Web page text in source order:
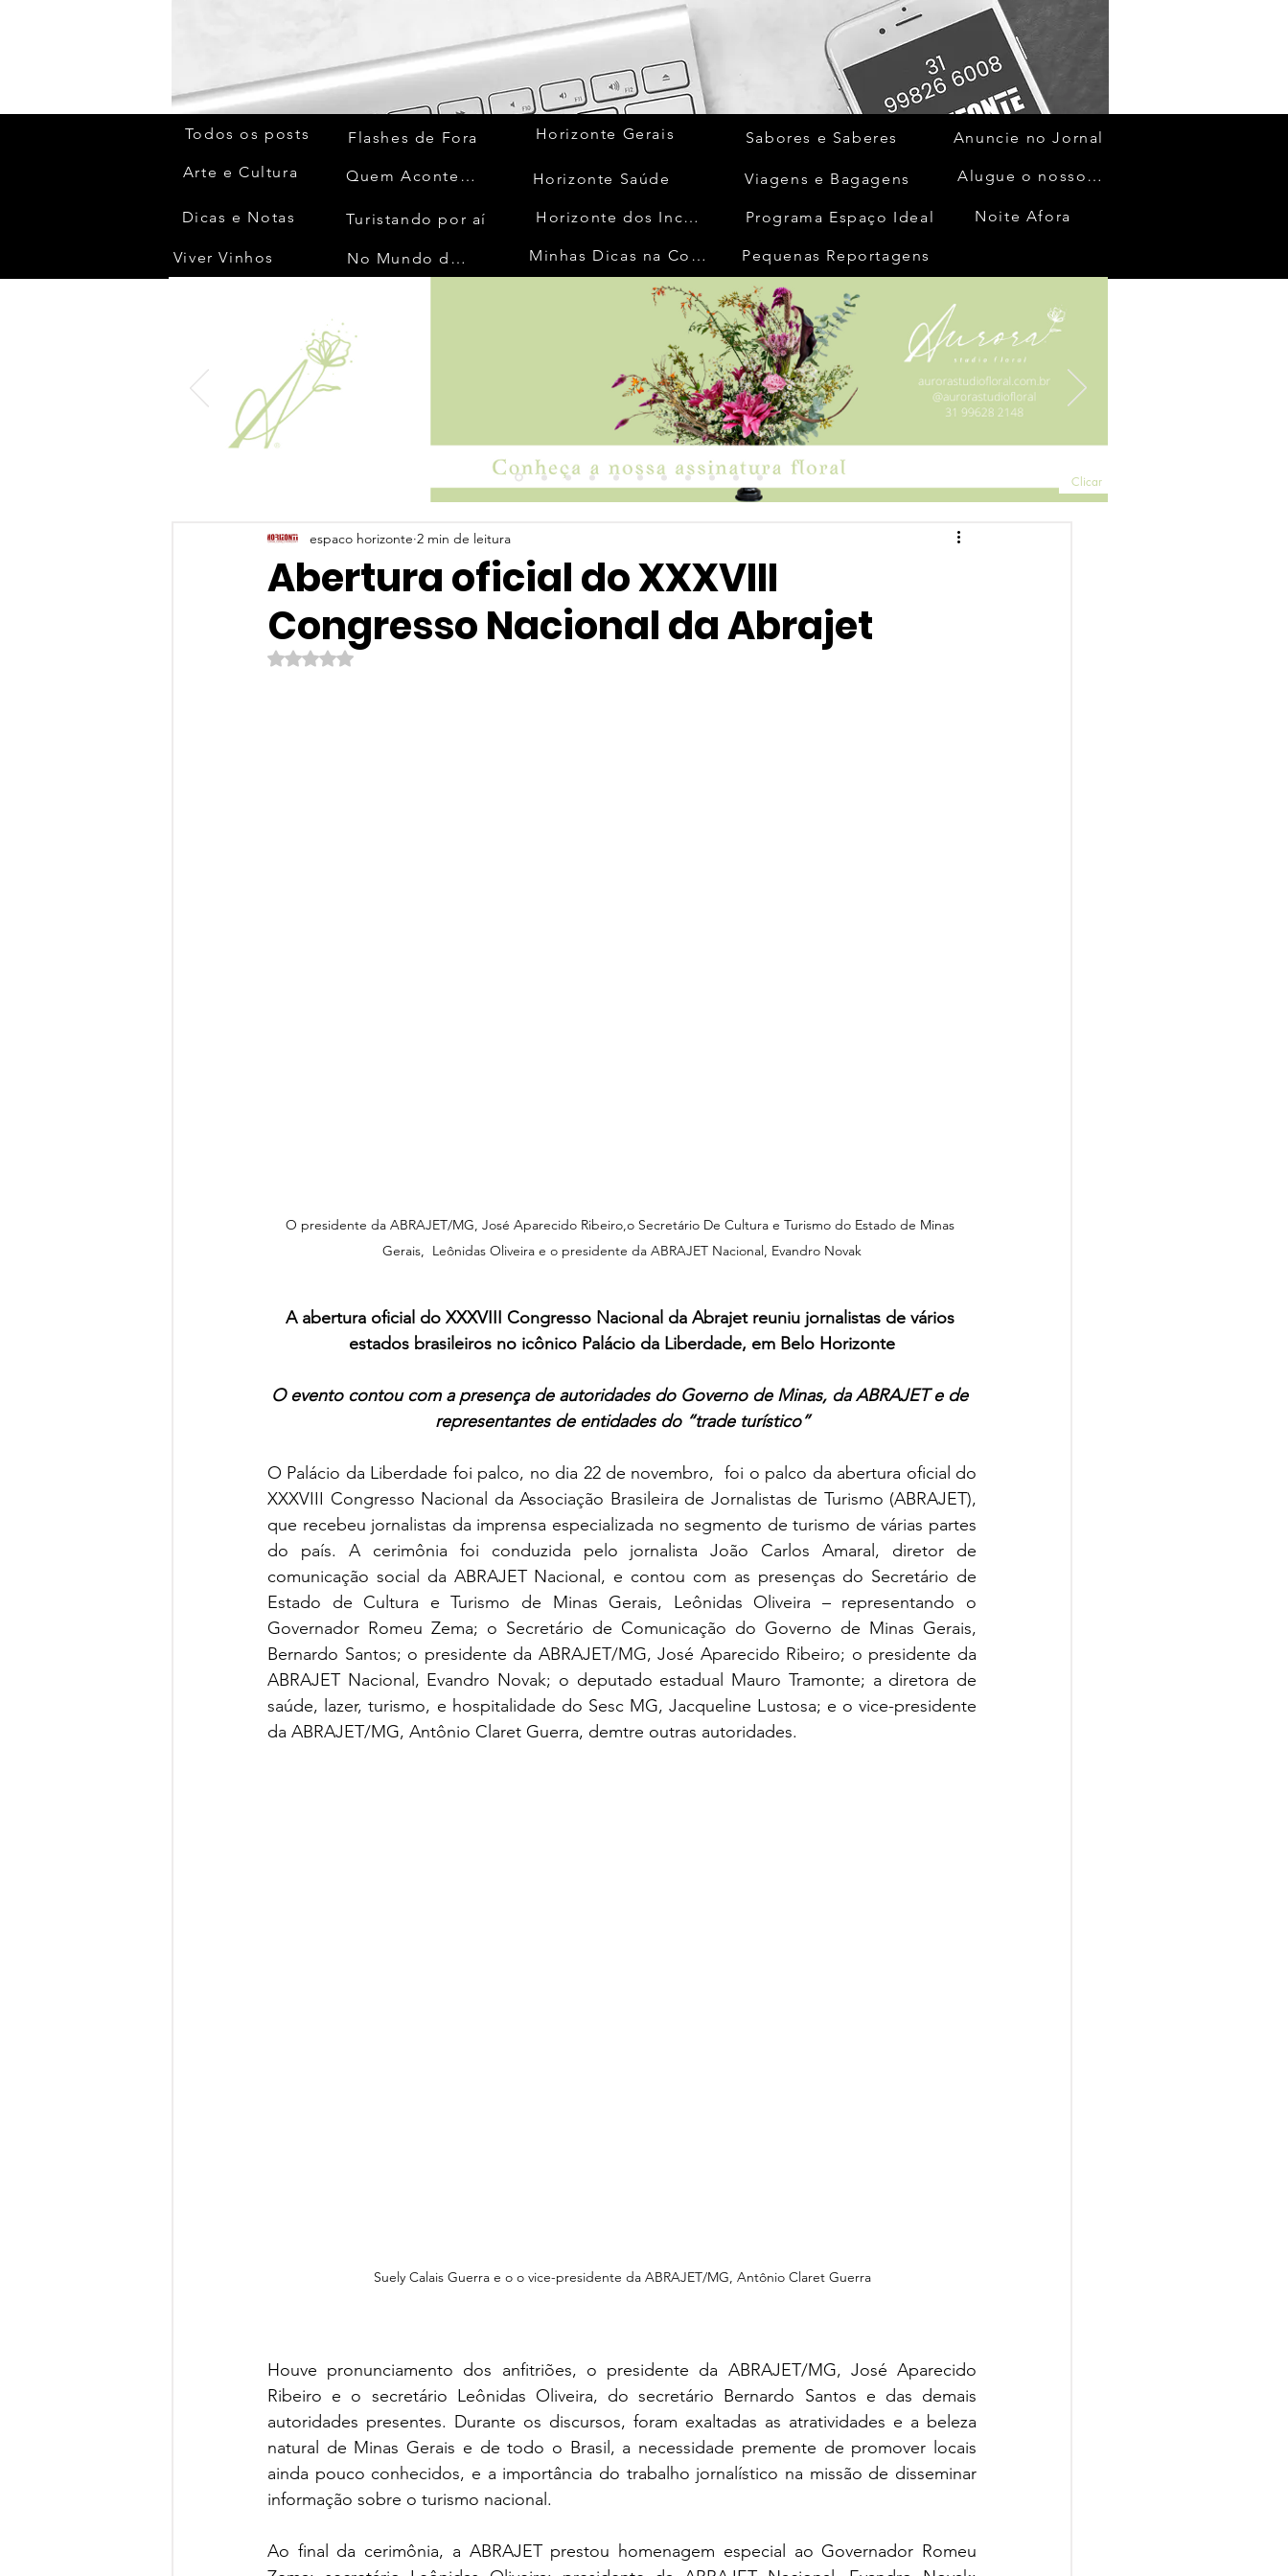
Todos os posts
Arte e Cultura
Dicas e Notas
Viver Vinhos
Flashes de Fora
Quem Acontece
Turistando por aí
No Mundo da Moda
Horizonte Gerais
Horizonte Saúde
Horizonte dos Inconfidentes
Minhas Dicas na Cozinha
Sabores e Saberes
Viagens e Bagagens
Programa Espaço Ideal
Anuncie no Jornal
Alugue o nosso espaço
Noite Afora
Pequenas Reportagens
Clicar
Abertura oficial do XXXVIII
Congresso Nacional da Abrajet
espaco horizonte 2 min de leitura
Avaliado com NaN de 5 estrelas.
O presidente da ABRAJET/MG, José Aparecido Ribeiro,o Secretário De Cultura e Turismo do Estado de Minas
Gerais,  Leônidas Oliveira e o presidente da ABRAJET Nacional, Evandro Novak
A abertura oficial do XXXVIII Congresso Nacional da Abrajet reuniu jornalistas de vários
estados brasileiros no icônico Palácio da Liberdade, em Belo Horizonte
O evento contou com a presença de autoridades do Governo de Minas, da ABRAJET e de
representantes de entidades do “trade turístico”
O Palácio da Liberdade foi palco, no dia 22 de novembro,  foi o palco da abertura oficial do
XXXVIII Congresso Nacional da Associação Brasileira de Jornalistas de Turismo (ABRAJET),
que recebeu jornalistas da imprensa especializada no segmento de turismo de várias partes
do país. A cerimônia foi conduzida pelo jornalista João Carlos Amaral, diretor de
comunicação social da ABRAJET Nacional, e contou com as presenças do Secretário de
Estado de Cultura e Turismo de Minas Gerais, Leônidas Oliveira – representando o
Governador Romeu Zema; o Secretário de Comunicação do Governo de Minas Gerais,
Bernardo Santos; o presidente da ABRAJET/MG, José Aparecido Ribeiro; o presidente da
ABRAJET Nacional, Evandro Novak; o deputado estadual Mauro Tramonte; a diretora de
saúde, lazer, turismo, e hospitalidade do Sesc MG, Jacqueline Lustosa; e o vice-presidente
da ABRAJET/MG, Antônio Claret Guerra, demtre outras autoridades.
Suely Calais Guerra e o o vice-presidente da ABRAJET/MG, Antônio Claret Guerra
Houve pronunciamento dos anfitriões, o presidente da ABRAJET/MG, José Aparecido
Ribeiro e o secretário Leônidas Oliveira, do secretário Bernardo Santos e das demais
autoridades presentes. Durante os discursos, foram exaltadas as atratividades e a beleza
natural de Minas Gerais e de todo o Brasil, a necessidade premente de promover locais
ainda pouco conhecidos, e a importância do trabalho jornalístico na missão de disseminar
informação sobre o turismo nacional.
Ao final da cerimônia, a ABRAJET prestou homenagem especial ao Governador Romeu